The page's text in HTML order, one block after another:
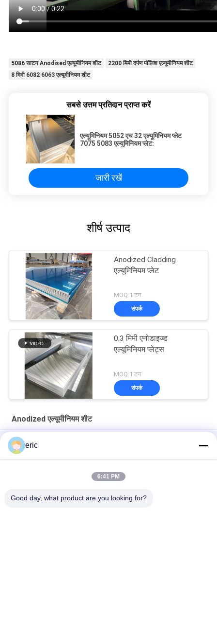
5086 साटन Anodised एल्यूमीनियम शीट
2200 मिमी दर्पण पॉलिश एल्यूमीनियम शीट
8 मिमी 6082 6063 एल्यूमीनियम शीट
सबसे उत्तम प्रतिदान प्राप्त करें
एल्यूमिनियम 5052 एच 32 एल्यूमिनियम प्लेट
7075 5083 एल्यूमिनियम प्लेट:
जारी रखें
शीर्ष उत्पाद
Anodized Cladding
एल्यूमिनियम प्लेट
MOQ:1 टन
संपर्क
0.3 मिमी एनोडाइज्ड
एल्यूमिनियम प्लेट्स
MOQ:1 टन
संपर्क
Anodized एल्यूमीनियम शीट
एनिडिज्ड एल्यूमीनियम शीट रोल रोल एल्यूमीनियम मिश्र धातु दाग चांदी रंग एल्यूमीनियम
3000 सीरीज 1500 मिमी लाइसेंस प्लेट के लिए Anodized एल्यूमीनियम शीट
बाहरी उपयोग के लिए 2 मिमी 3 मिमी मोटी एनोडाइज्ड एल्यूमिनियम शीट 5052 5083
eric
6:41 PM
Good day, what product are you looking for?